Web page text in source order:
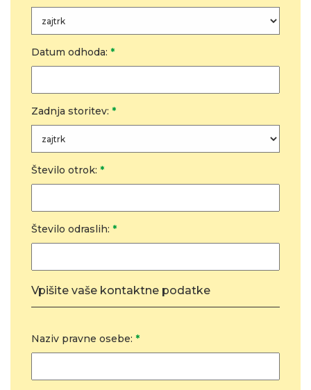
Datum odhoda: *
Zadnja storitev: *
Število otrok: *
Število odraslih: *
Vpišite vaše kontaktne podatke
Naziv pravne osebe: *